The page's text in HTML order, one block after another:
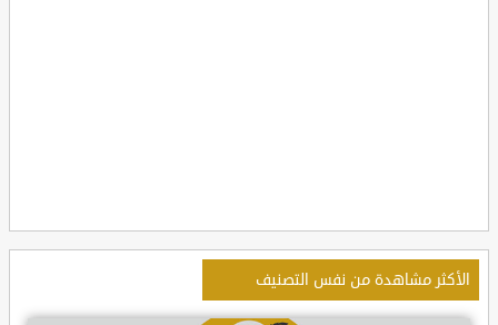
الأكثر مشاهدة من نفس التصنيف